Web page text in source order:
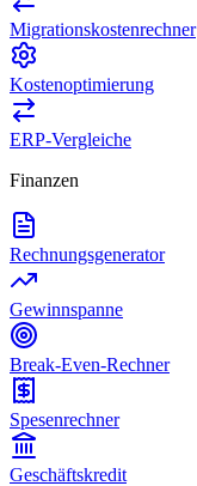
Migrationskostenrechner
Kostenoptimierung
ERP-Vergleiche
Finanzen
Rechnungsgenerator
Gewinnspanne
Break-Even-Rechner
Spesenrechner
Geschäftskredit